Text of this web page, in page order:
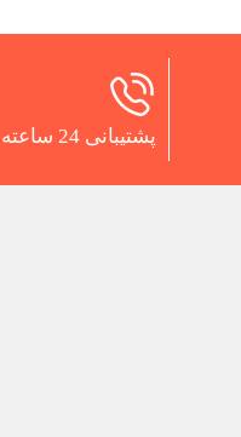
پشتیبانی 24 ساعته